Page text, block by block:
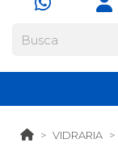
VIDRARIA